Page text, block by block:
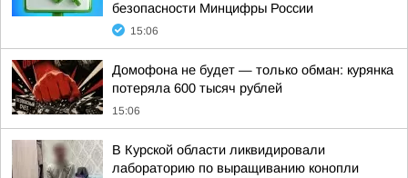
безопасности Минцифры России
15:06
Домофона не будет — только обман: курянка
потеряла 600 тысяч рублей
15:06
В Курской области ликвидировали
лабораторию по выращиванию конопли